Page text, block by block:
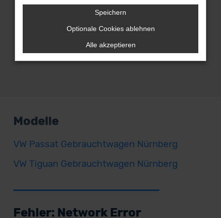
um einheimische Fahrzeuge und keine
EU-Importe und vor allem: unsere VW
Gebrauchtwagen wurden im Vorfeld
gründlich geprüft und sind einwandfrei.
Darauf geben wir dir eine Garantie.
Modelle
VW Passat Gebrauchtwagen Nürnberg
VW Tiguan Gebrauchtwagen Nürnberg
Fehler: Network Error
Speichern
Optionale Cookies ablehnen
Alle akzeptieren